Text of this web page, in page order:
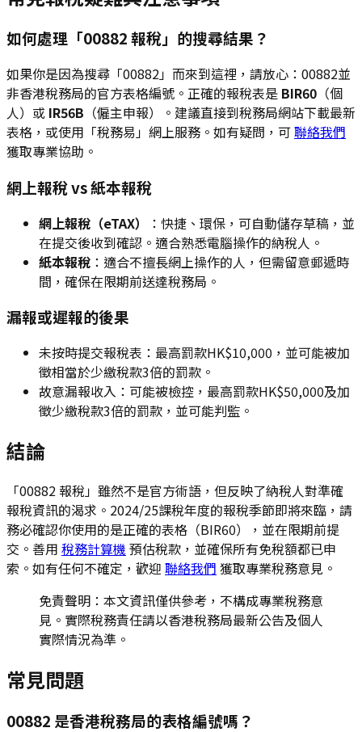
如何處理「00882 報稅」的搜尋結果？
如果你是因為搜尋「00882」而來到這裡，請放心：00882並
非香港稅務局的官方表格編號。正確的報稅表是 BIR60 （個
人）或 IR56B （僱主申報）。建議直接到稅務局網站下載最新
表格，或使用「稅務易」網上服務。如有疑問，可聯絡我們
獲取專業協助。
網上報稅 vs 紙本報稅
網上報稅（eTAX）
：快捷、環保，可自動儲存草稿，並
在提交後收到確認。適合熟悉電腦操作的納稅人。
紙本報稅 ：適合不擅長網上操作的人，但需留意郵遞時
間，確保在限期前送達稅務局。
漏報或遲報的後果
未按時提交報稅表：最高罰款HK$10,000，並可能被加
徵相當於少繳稅款3倍的罰款。
故意漏報收入：可能被檢控，最高罰款HK$50,000及加
徵少繳稅款3倍的罰款，並可能判監。
結論
「00882 報稅」雖然不是官方術語，但反映了納稅人對準確
報稅資訊的渴求。2024/25課稅年度的報稅季節即將來臨，請
務必確認你使用的是正確的表格（BIR60），並在限期前提
交。善用 稅務計算機 預估稅款，並確保所有免稅額都已申
索。如有任何不確定，歡迎 聯絡我們 獲取專業稅務意見。
免責聲明：本文資訊僅供參考，不構成專業稅務意
見。實際稅務責任請以香港稅務局最新公告及個人
實際情況為準。
常見問題
00882 是香港稅務局的表格編號嗎？